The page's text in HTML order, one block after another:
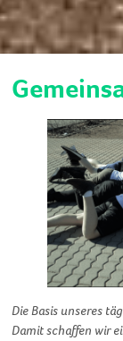
Die Basis unseres
Damit schaffen wir